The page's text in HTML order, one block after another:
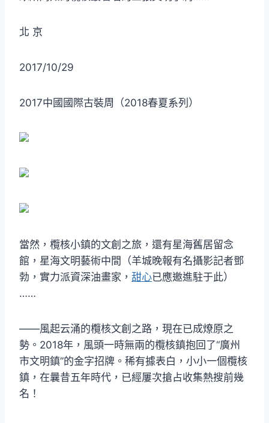
北 京
2017/10/29
2017中國國際古裝周（2018春夏系列）
當然，欖核小鎮的文創之旅，還有星海舊居留念
館，星海文明藝術中間（羊城晚報有名攝影記者鄧
勃，實力派資深油畫家， 甜心已應邀進駐于此）
……
——風起云涌的欖核文創之路，現在已成燎原之
勢。2018年，風頭一時無兩的欖核鎮抱回了“廣州
市文明鎮”的金字招牌。稀有據表白，小小一個欖核
鎮，在曩昔五年時代，已經屢次搶占收集熱搜前幾
名！